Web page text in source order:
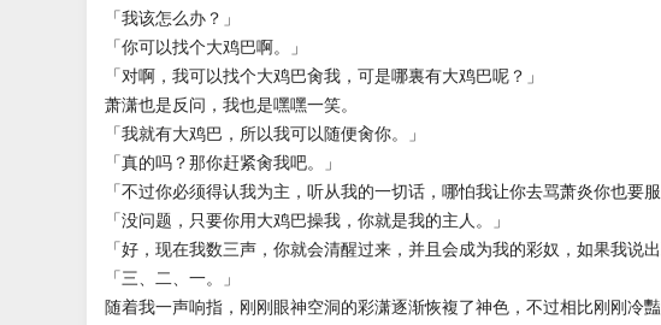
「我该怎么办？」
「你可以找个大鸡巴啊。」
「对啊，我可以找个大鸡巴肏我，可是哪裏有大鸡巴呢？」
萧潇也是反问，我也是嘿嘿一笑。
「我就有大鸡巴，所以我可以随便肏你。」
「真的吗？那你赶紧肏我吧。」
「不过你必须得认我为主，听从我的一切话，哪怕我让你去骂萧炎你也要服
「没问题，只要你用大鸡巴操我，你就是我的主人。」
「好，现在我数三声，你就会清醒过来，并且会成为我的彩奴，如果我说
「三、二、一。」
随着我一声响指，刚刚眼神空洞的彩潇逐渐恢複了神色，不过相比刚刚冷